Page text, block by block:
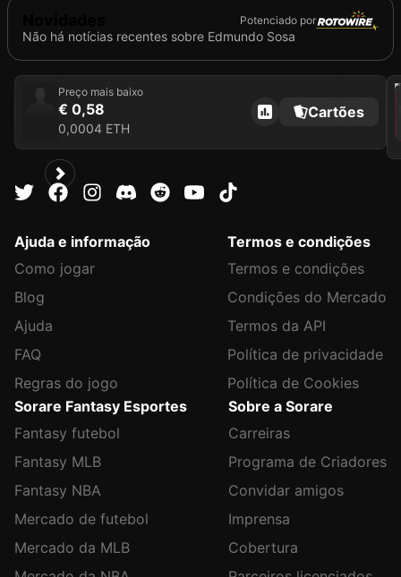
Potenciado por
Não há notícias recentes sobre Edmundo Sosa
Preço mais baixo
€ 0,58
0,0004 ETH
Cartões
2023
Ajuda e informação
Como jogar
Blog
Ajuda
FAQ
Regras do jogo
Termos e condições
Termos e condições
Condições do Mercado
Termos da API
Política de privacidade
Política de Cookies
Sorare Fantasy Esportes
Fantasy futebol
Fantasy MLB
Fantasy NBA
Mercado de futebol
Mercado da MLB
Sobre a Sorare
Carreiras
Programa de Criadores
Convidar amigos
Imprensa
Cobertura